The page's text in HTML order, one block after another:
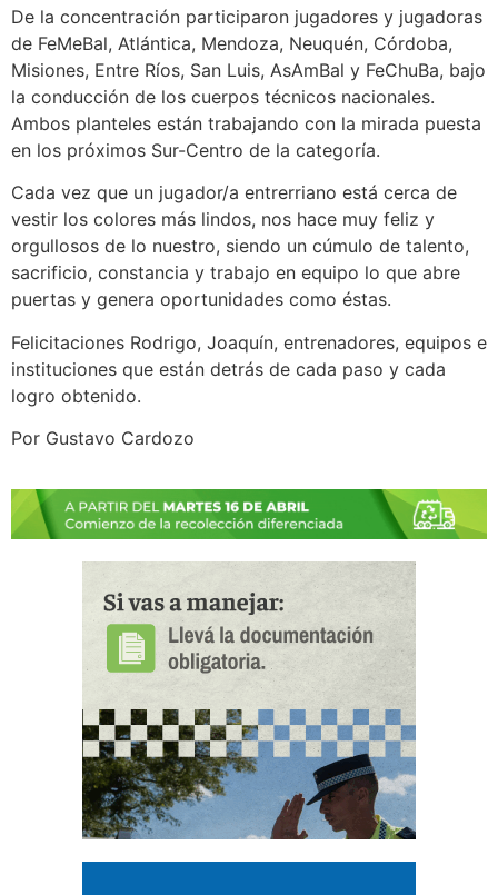
De la concentración participaron jugadores y jugadoras
de FeMeBal, Atlántica, Mendoza, Neuquén, Córdoba,
Misiones, Entre Ríos, San Luis, AsAmBal y FeChuBa, bajo
la conducción de los cuerpos técnicos nacionales.
Ambos planteles están trabajando con la mirada puesta
en los próximos Sur-Centro de la categoría.
Cada vez que un jugador/a entrerriano está cerca de
vestir los colores más lindos, nos hace muy feliz y
orgullosos de lo nuestro, siendo un cúmulo de talento,
sacrificio, constancia y trabajo en equipo lo que abre
puertas y genera oportunidades como éstas.
Felicitaciones Rodrigo, Joaquín, entrenadores, equipos e
instituciones que están detrás de cada paso y cada
logro obtenido.
Por Gustavo Cardozo